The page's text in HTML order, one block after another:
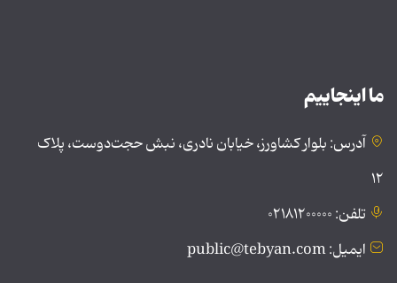
ما اینجاییم
آدرس: بلوار کشاورز، خیابان نادری، نبش حجت‌دوست، پلاک
۱۲
تلفن: ۰۲۱۸۱۲۰۰۰۰۰
ایمیل: public@tebyan.com